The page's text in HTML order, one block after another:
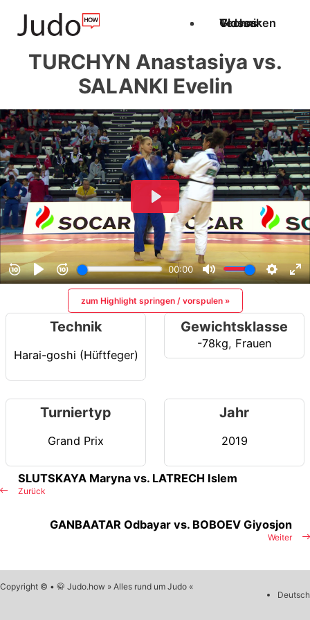
Techniken
Videos
Glossar
TURCHYN Anastasiya vs.
SALANKI Evelin
zum Highlight springen / vorspulen »
Technik
Harai-goshi (Hüftfeger)
Gewichtsklasse
-78kg, Frauen
Turniertyp
Grand Prix
Jahr
2019
Zurück
SLUTSKAYA Maryna vs. LATRECH Islem
Weiter
GANBAATAR Odbayar vs. BOBOEV Giyosjon
Copyright © • 🥋 Judo.how » Alles rund um Judo «
Deutsch